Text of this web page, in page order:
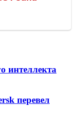
интеллекта
перевел